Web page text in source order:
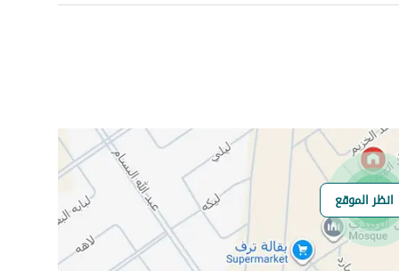
هل يوجد اي التزام
على العقار ؟
بدون انظر الموقع